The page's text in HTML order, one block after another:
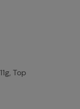
Top